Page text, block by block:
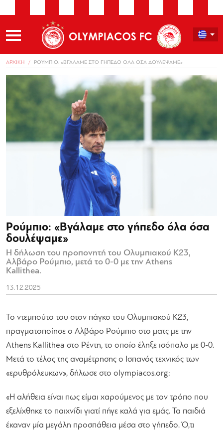
ΑΡΧΙΚΗ ΡΟΥΜΠΙΟ: «ΒΓΑΛΑΜΕ ΣΤΟ ΓΗΠΕΔΟ ΟΛΑ ΟΣΑ ΔΟΥΛΕΨΑΜΕ»
Ρούμπιο: «Βγάλαμε στο γήπεδο όλα όσα
δουλέψαμε»
Η δήλωση του προπονητή του Ολυμπιακού Κ23,
Αλβάρο Ρούμπιο, μετά το 0-0 με την Athens
Kallithea.
13.12.2025
Το ντεμπούτο του στον πάγκο του Ολυμπιακού Κ23,
πραγματοποίησε ο Αλβάρο Ρούμπιο στο ματς με την
Athens Kallithea στο Ρέντη, το οποίο έληξε ισόπαλο με 0-0.
Μετά το τέλος της αναμέτρησης ο Ισπανός τεχνικός των
«ερυθρόλευκων», δήλωσε στο olympiacos.org:
«Η αλήθεια είναι πως είμαι χαρούμενος με τον τρόπο που
εξελίχθηκε το παιχνίδι γιατί πήγε καλά για εμάς. Τα παιδιά
έκαναν μία μεγάλη προσπάθεια μέσα στο γήπεδο. Ό,τι